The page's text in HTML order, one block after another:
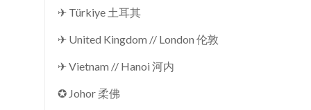
✈ Türkiye 土耳其
✈ United Kingdom // London 伦敦
✈ Vietnam // Hanoi 河内
✪ Johor 柔佛